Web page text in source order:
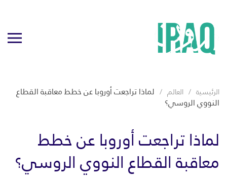
الرئيسية العالم لماذا تراجعت أوروبا عن خطط معاقبة القطاع
النووي الروسي؟
لماذا تراجعت أوروبا عن خطط
معاقبة القطاع النووي الروسي؟